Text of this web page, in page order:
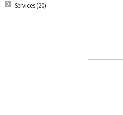
Services (20)